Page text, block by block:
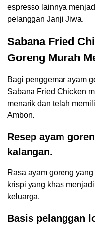
espresso lainnya
pelanggan Janji Jiwa.
Sabana Fried
Goreng Murah
Bagi penggemar ayam
Sabana Fried Chicken
menarik dan telah
Ambon.
Resep ayam
kalangan.
Rasa ayam goreng
krispi yang khas
keluarga.
Basis pelanggan